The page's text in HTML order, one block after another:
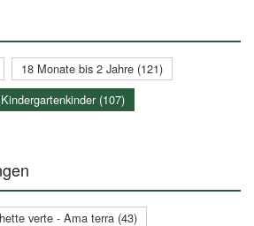
18 Monate bis 2 Jahre (121)
Kindergartenkinder (107)
verte - Ama terra (43)